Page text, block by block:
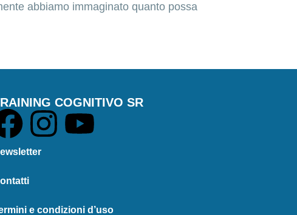
abbiamo immaginato quanto possa
COGNITIVO SR
e condizioni d’uso